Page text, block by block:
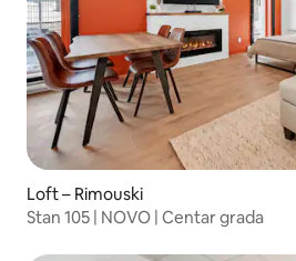
Loft – Rimouski
Stan 105 | NOVO | Centar grada